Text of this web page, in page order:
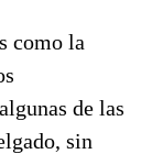
como la
de las
sin